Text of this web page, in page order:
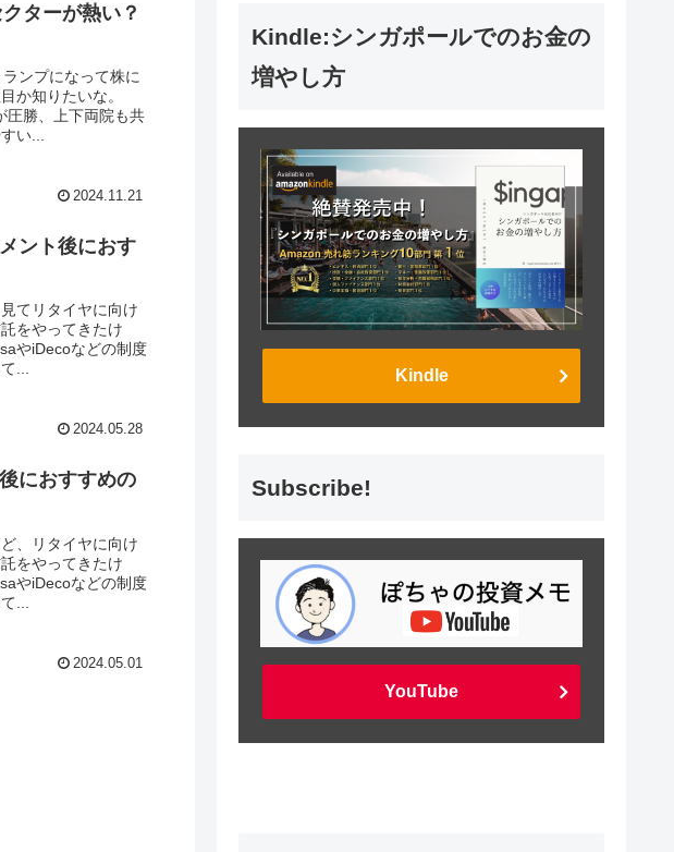
ターが熱い？
ンプになって株に
か知りたいな。
圧勝、上下両院も共
い...
2024.11.21
ント後におす
てリタイヤに向け
をやってきたけ
やiDecoなどの制度
...
2024.05.28
におすすめの
、リタイヤに向け
をやってきたけ
やiDecoなどの制度
...
2024.05.01
Kindle:シンガポールでのお金の
増やし方
Kindle
Subscribe!
YouTube